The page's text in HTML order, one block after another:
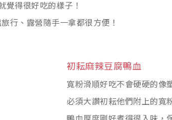
覺得很好吃的樣子！
行、露營隨手一拿都很方便！
初耘麻辣豆腐鴨血
寬粉滑順好吃不會硬硬的像
必須大讚初耘他們附上的寬